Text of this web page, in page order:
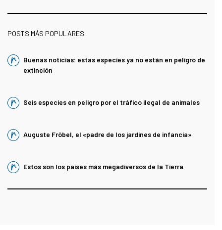
POSTS MÁS POPULARES
Buenas noticias: estas especies ya no están en peligro de
extinción
Seis especies en peligro por el tráfico ilegal de animales
Auguste Fröbel, el «padre de los jardines de infancia»
Estos son los países más megadiversos de la Tierra